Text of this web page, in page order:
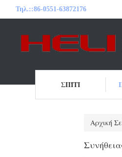
Τηλ.::86-0551-63872176
ΣΠΊΤΙ
Αρχική